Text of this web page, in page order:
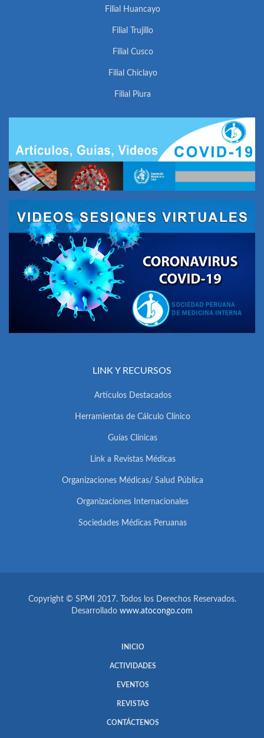
Filial Huancayo
Filial Trujillo
Filial Cusco
Filial Chiclayo
Filial Piura
LINK Y RECURSOS
Artículos Destacados
Herramientas de Cálculo Clínico
Guías Clínicas
Link a Revistas Médicas
Organizaciones Médicas/ Salud Pública
Organizaciones Internacionales
Sociedades Médicas Peruanas
Copyright © SPMI 2017. Todos los Derechos Reservados.
Desarrollado www.atocongo.com
INICIO
ACTIVIDADES
EVENTOS
REVISTAS
CONTÁCTENOS